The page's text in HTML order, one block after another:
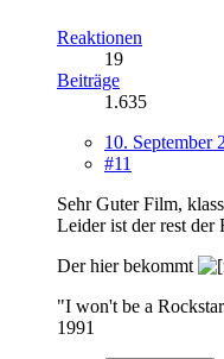
Reaktionen
19
Beiträge
1.635
10. September
#11
Sehr Guter Film,
Leider ist der rest
Der hier bekommt
"I won't be a
1991